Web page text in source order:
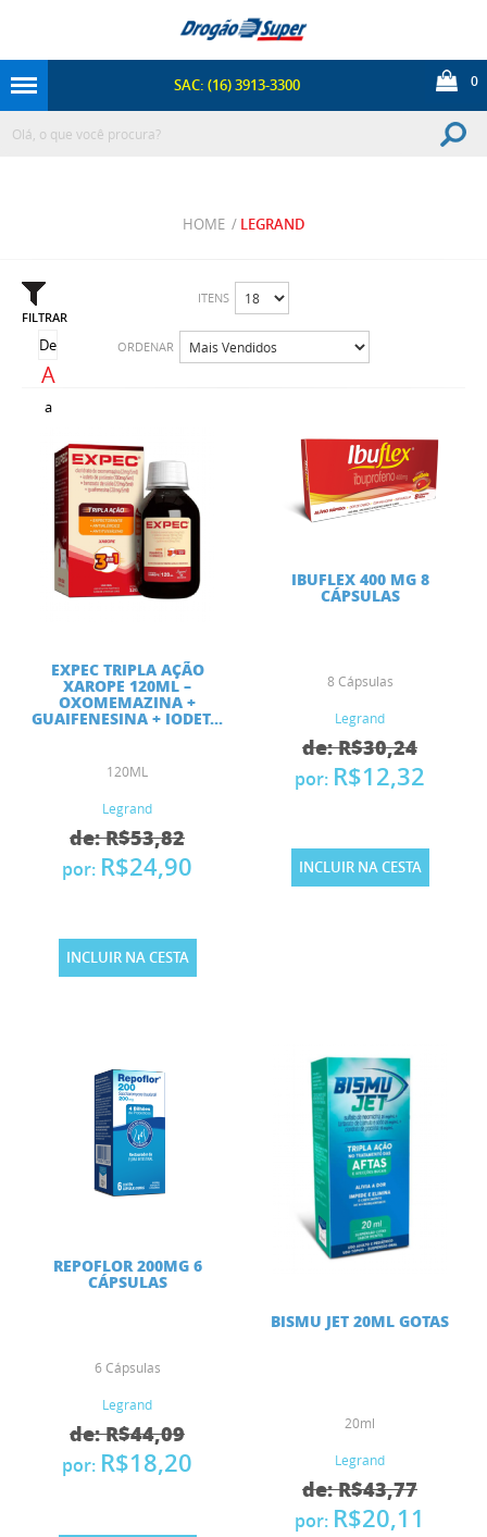
SAC: (16) 3913-3300 0
HOME/ LEGRAND
ITENS
ORDENAR
FILTRAR
De
A
a
EXPEC TRIPLA AÇÃO
XAROPE 120ML –
OXOMEMAZINA +
GUAIFENESINA + IODET...
120ML
Legrand
de: R$53,82
por: R$24,90
INCLUIR NA CESTA
IBUFLEX 400 MG 8
CÁPSULAS
8 Cápsulas
Legrand
de: R$30,24
por: R$12,32
INCLUIR NA CESTA
REPOFLOR 200MG 6
CÁPSULAS
6 Cápsulas
Legrand
de: R$44,09
por: R$18,20
BISMU JET 20ML GOTAS
20ml
Legrand
de: R$43,77
por: R$20,11